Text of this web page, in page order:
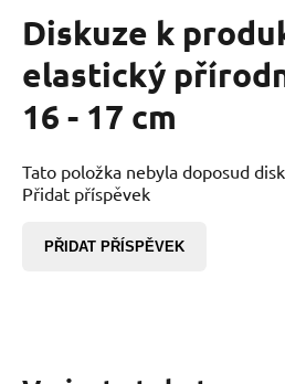
Diskuze k
elastický
16 - 17 cm
Tato položka nebyla doposud
Přidat příspěvek
PŘIDAT PŘÍSPĚVEK